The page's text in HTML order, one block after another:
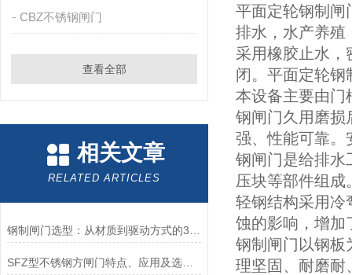
CBZ不锈钢闸门
查看全部
相关文章
RELATED ARTICLES
SFZ型不锈钢方闸门特点、应用及选购指南全解析
平面定轮钢制闸
排水，水产养殖
采用橡胶止水，
闭。平面定轮钢
本设备主要由门
钢闸门久用磨损
强、性能可靠。
钢闸门是给排水
压块等部件组
轻钢结构采用冷
蚀的影响，增加
钢制闸门以钢板
理坚固、耐磨耐